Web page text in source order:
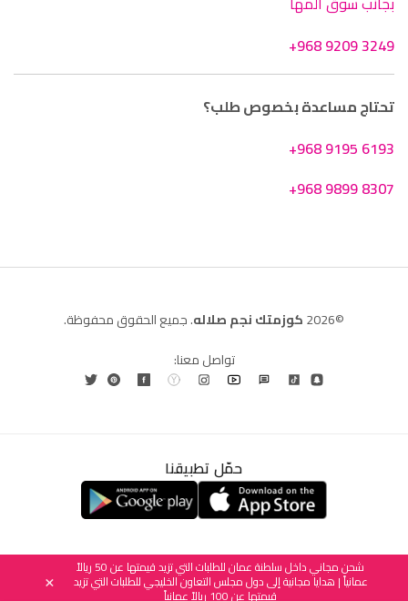
+968 9209 3249
تحتاج مساعدة بخصوص طلب؟
+968 9195 6193
+968 9899 8307
©2026 كوزمتك نجم صلاله. جميع الحقوق محفوظة.
تواصل معنا:
حمّل تطبيقنا
شحن مجاني داخل سلطنة عمان للطلبات التي تزيد قيمتها عن 50 ريالاً
عمانياً | هدايا مجانية إلى دول مجلس التعاون الخليجي للطلبات التي تزيد
قيمتها عن 100 ريالاً عمانياً
×
العربية English
(الإنجليزية)